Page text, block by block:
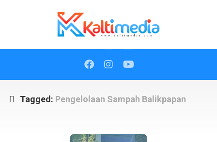
Tagged: Pengelolaan Sampah Balikpapan